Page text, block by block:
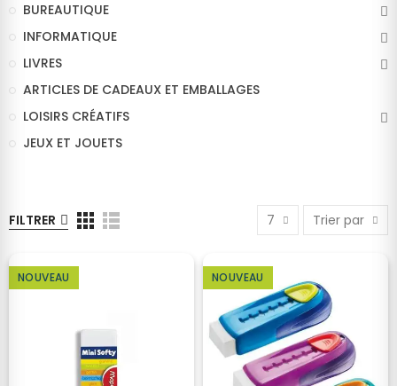
FILTRER 7 Trier par
NOUVEAU NOUVEAU
BUREAUTIQUE
INFORMATIQUE
LIVRES
ARTICLES DE CADEAUX ET EMBALLAGES
LOISIRS CRÉATIFS
JEUX ET JOUETS